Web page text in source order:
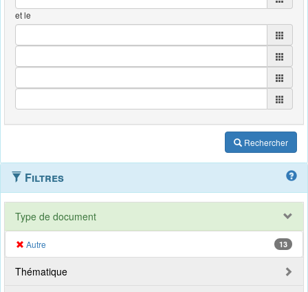
et le
Rechercher
Filtres
Type de document
Autre 13
Thématique